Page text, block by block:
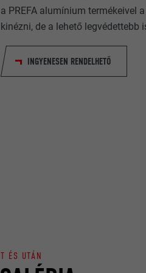
a PREFA alumínium termékeivel
kinézni, de a lehető legvédettebb
INGYENESEN RENDELHETŐ
ÉS UTÁN
hogyan
hány